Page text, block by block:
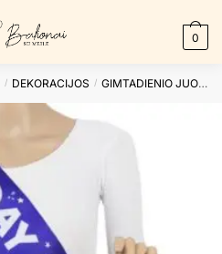
0
/ DEKORACIJOS / GIMTADIENIO JUOSTOS